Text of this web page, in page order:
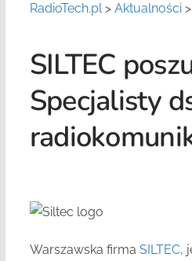
RadioTech.pl> Aktualności>
SILTEC
Specjalisty
Warszawska firma SILTEC,